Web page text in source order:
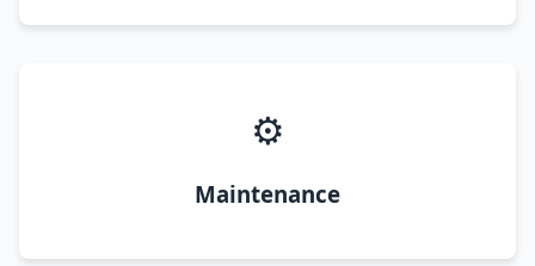
⚙️
Maintenance